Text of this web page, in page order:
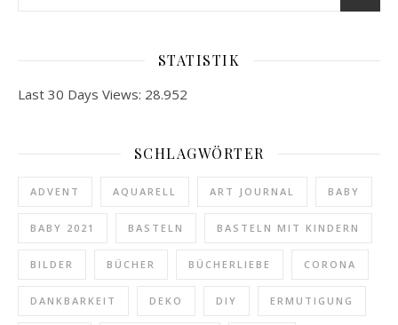
STATISTIK
Last 30 Days Views: 28.952
SCHLAGWÖRTER
ADVENT AQUARELL ART JOURNAL BABY
BABY 2021 BASTELN BASTELN MIT KINDERN
BILDER BÜCHER BÜCHERLIEBE CORONA
DANKBARKEIT DEKO DIY ERMUTIGUNG